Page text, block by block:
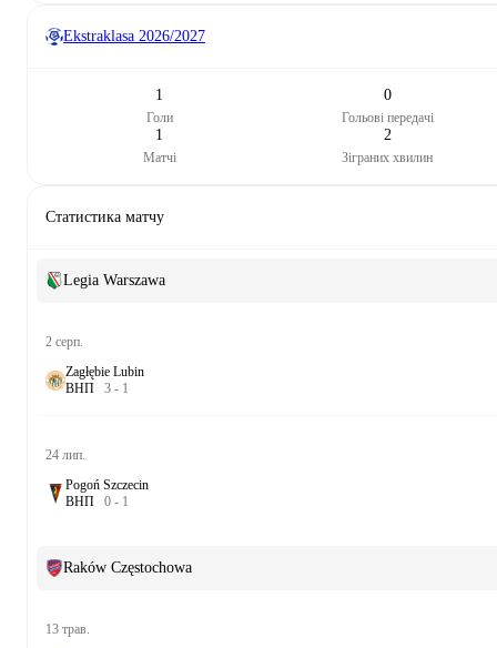
Ekstraklasa 2026/2027
1
Голи
0
Гольові передачі
1
Матчі
2
Зіграних хвилин
Статистика матчу
Legia Warszawa
2 серп.
Zagłębie Lubin
ВНП 3 - 1
24 лип.
Pogoń Szczecin
ВНП 0 - 1
Raków Częstochowa
13 трав.